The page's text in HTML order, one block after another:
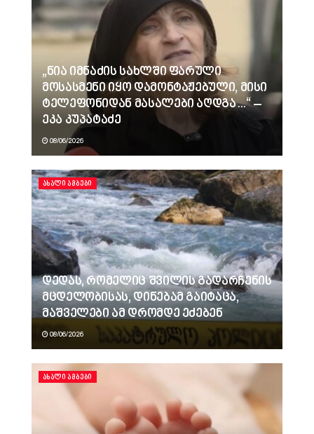
„ნია იმნაძის სახლში ფარული
მოსასმენი იყო დამონტაჟებული, მისი
ტელეფონიდან მასალები აღდგა…“ –
ეკა კუპატაძე
08/06/2026
ᲐᲮᲐᲚᲘ ᲐᲛᲑᲔᲑᲘ
დედას, რომელიც შვილის გადარჩენის
მცდელობისას, დინებამ გაიტაცა,
მაშველები ამ დრომდე ეძებენ
08/06/2026
ᲐᲮᲐᲚᲘ ᲐᲛᲑᲔᲑᲘ